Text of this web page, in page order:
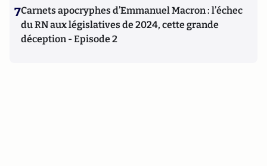
7Carnets apocryphes d’Emmanuel Macron : l’échec
du RN aux législatives de 2024, cette grande
déception - Episode 2